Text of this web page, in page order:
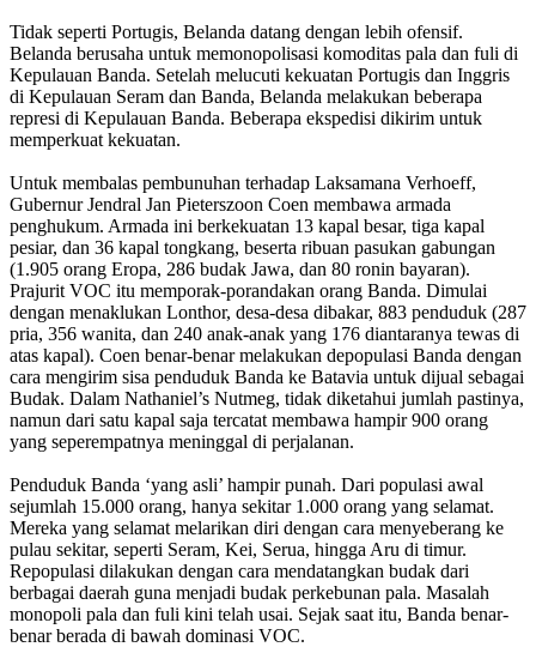
Tidak seperti Portugis, Belanda datang dengan lebih ofensif.
Belanda berusaha untuk memonopolisasi komoditas pala dan fuli di
Kepulauan Banda. Setelah melucuti kekuatan Portugis dan Inggris
di Kepulauan Seram dan Banda, Belanda melakukan beberapa
represi di Kepulauan Banda. Beberapa ekspedisi dikirim untuk
memperkuat kekuatan.
Untuk membalas pembunuhan terhadap Laksamana Verhoeff,
Gubernur Jendral Jan Pieterszoon Coen membawa armada
penghukum. Armada ini berkekuatan 13 kapal besar, tiga kapal
pesiar, dan 36 kapal tongkang, beserta ribuan pasukan gabungan
(1.905 orang Eropa, 286 budak Jawa, dan 80 ronin bayaran).
Prajurit VOC itu memporak-porandakan orang Banda. Dimulai
dengan menaklukan Lonthor, desa-desa dibakar, 883 penduduk (287
pria, 356 wanita, dan 240 anak-anak yang 176 diantaranya tewas di
atas kapal). Coen benar-benar melakukan depopulasi Banda dengan
cara mengirim sisa penduduk Banda ke Batavia untuk dijual sebagai
Budak. Dalam Nathaniel’s Nutmeg, tidak diketahui jumlah pastinya,
namun dari satu kapal saja tercatat membawa hampir 900 orang
yang seperempatnya meninggal di perjalanan.
Penduduk Banda ‘yang asli’ hampir punah. Dari populasi awal
sejumlah 15.000 orang, hanya sekitar 1.000 orang yang selamat.
Mereka yang selamat melarikan diri dengan cara menyeberang ke
pulau sekitar, seperti Seram, Kei, Serua, hingga Aru di timur.
Repopulasi dilakukan dengan cara mendatangkan budak dari
berbagai daerah guna menjadi budak perkebunan pala. Masalah
monopoli pala dan fuli kini telah usai. Sejak saat itu, Banda benar-
benar berada di bawah dominasi VOC.